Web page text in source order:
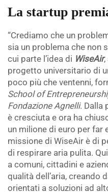
La startup
“Crediamo che un
sia un problema che non
cui parte l’idea di WiseAir,
progetto universitario di
poco più che ventenni,
School of
Fondazione Agnelli. Dalla
è cresciuta e ora ha
un milione di euro per far
missione di WiseAir è di
di respirare aria pulita.
a comuni, cittadini e
qualità dell’aria, creando
orientati a soluzioni ad